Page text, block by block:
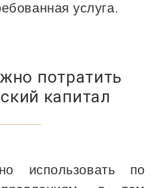
услуга.
потратить
капитал
использовать по